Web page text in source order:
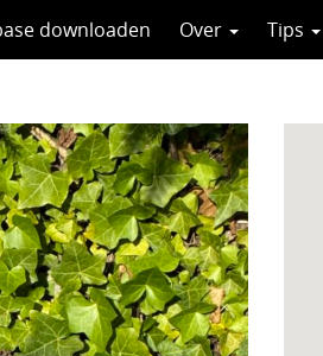
downloaden Over Tips